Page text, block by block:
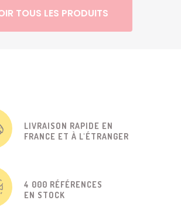
TOUS LES PRODUITS
LIVRAISON RAPIDE EN
FRANCE ET À L'ÉTRANGER
4 000 RÉFÉRENCES
EN STOCK